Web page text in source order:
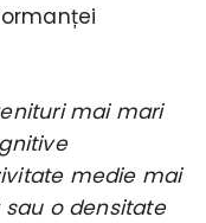
mai mari
medie mai
o densitate